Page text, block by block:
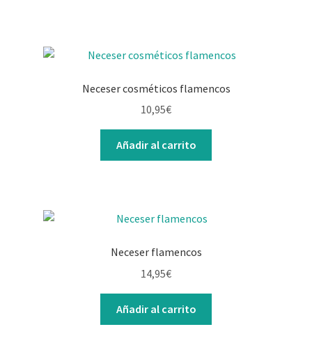
Neceser cosméticos flamencos
10,95€
Añadir al carrito
Neceser flamencos
14,95€
Añadir al carrito